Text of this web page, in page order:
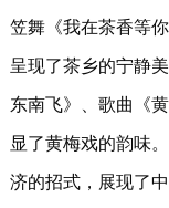
笠舞《我在茶香等
呈现了茶乡的宁静
东南飞》、歌曲《
显了黄梅戏的韵味
济的招式，展现了